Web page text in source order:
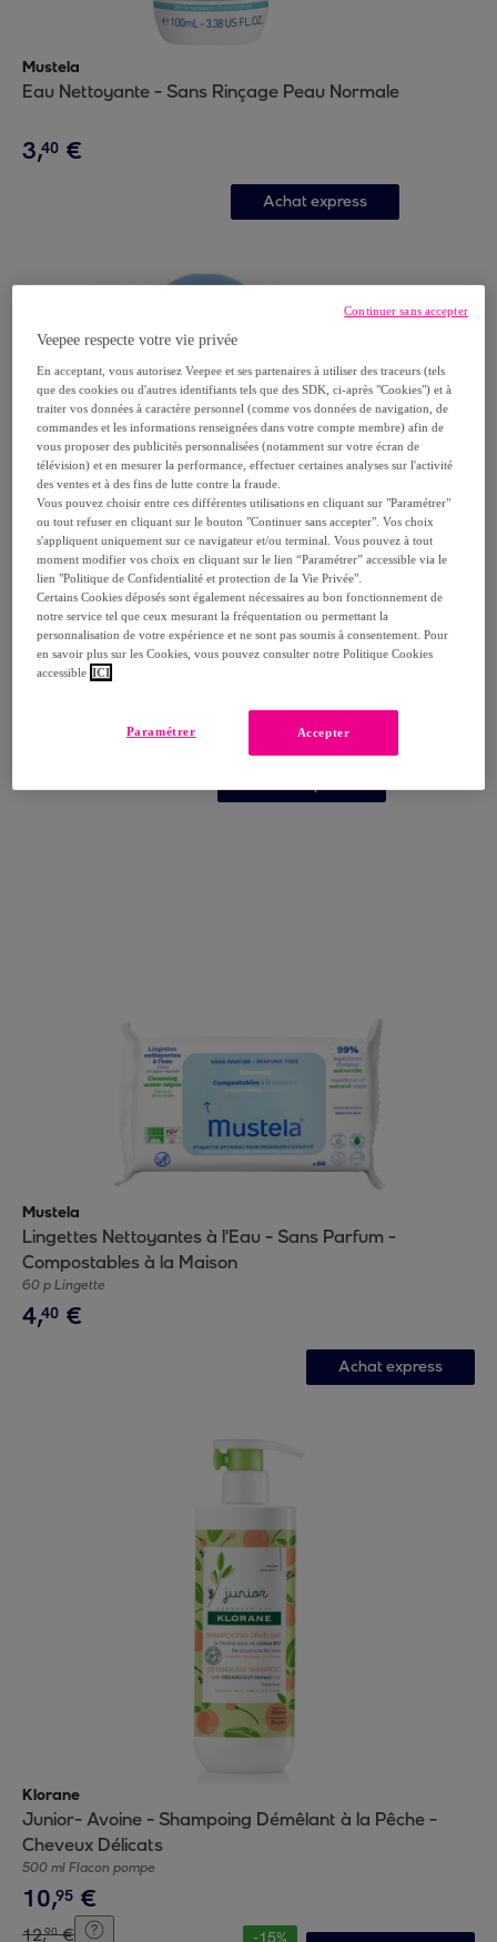
Mustela
Eau Nettoyante - Sans Rinçage Peau Normale
3,40 €
Achat express
Klorane
Petit Brin Bébé - Eau Parfumée - 50 ml
Mustela
Lingettes Nettoyantes à l'Eau - Sans Parfum -
Compostables à la Maison
60 p Lingette
4,40 €
Achat express
Klorane
Junior- Avoine - Shampoing Démêlant à la Pêche -
Cheveux Délicats
500 ml Flacon pompe
10,95 €
12,90 € -15%
Veepee respecte votre vie privée
En acceptant, vous autorisez Veepee et ses partenaires à utiliser des traceurs (tels
que des cookies ou d'autres identifiants tels que des SDK, ci-après "Cookies") et à
traiter vos données à caractère personnel (comme vos données de navigation, de
commandes et les informations renseignées dans votre compte membre) afin de
vous proposer des publicités personnalisées (notamment sur votre écran de
télévision) et en mesurer la performance, effectuer certaines analyses sur l'activité
des ventes et à des fins de lutte contre la fraude.
Vous pouvez choisir entre ces différentes utilisations en cliquant sur "Paramétrer"
ou tout refuser en cliquant sur le bouton "Continuer sans accepter". Vos choix
s'appliquent uniquement sur ce navigateur et/ou terminal. Vous pouvez à tout
moment modifier vos choix en cliquant sur le lien “Paramétrer” accessible via le
lien "Politique de Confidentialité et protection de la Vie Privée".
Certains Cookies déposés sont également nécessaires au bon fonctionnement de
notre service tel que ceux mesurant la fréquentation ou permettant la
personnalisation de votre expérience et ne sont pas soumis à consentement. Pour
en savoir plus sur les Cookies, vous pouvez consulter notre Politique Cookies
accessible ICI
Accepter
Paramétrer
Continuer sans accepter